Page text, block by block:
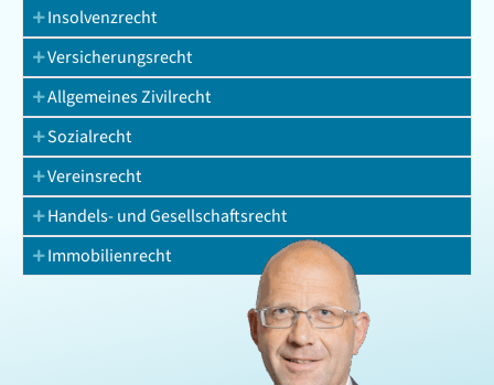
Insolvenzrecht
Versicherungsrecht
Allgemeines Zivilrecht
Sozialrecht
Vereinsrecht
Handels- und Gesellschaftsrecht
Immobilienrecht